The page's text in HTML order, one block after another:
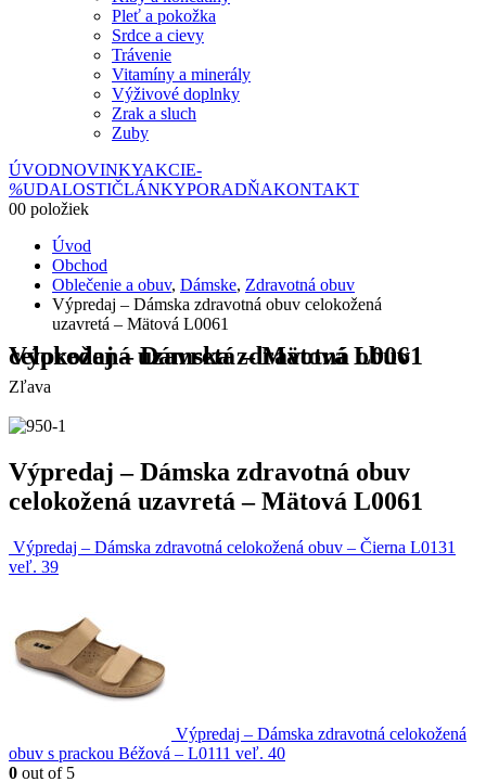
Pleť a pokožka
Srdce a cievy
Trávenie
Vitamíny a minerály
Výživové doplnky
Zrak a sluch
Zuby
ÚVODNOVINKYAKCIE-
%UDALOSTIČLÁNKYPORADŇAKONTAKT
00 položiek
Úvod
Obchod
Oblečenie a obuv, Dámske, Zdravotná obuv
Výpredaj – Dámska zdravotná obuv celokožená
uzavretá – Mätová L0061
Výpredaj – Dámska zdravotná obuv celokožená uzavretá – Mätová L0061
Zľava
Výpredaj – Dámska zdravotná obuv
celokožená uzavretá – Mätová L0061
Výpredaj – Dámska zdravotná celokožená obuv – Čierna L0131
veľ. 39
Výpredaj – Dámska zdravotná celokožená
obuv s prackou Béžová – L0111 veľ. 40
0 out of 5